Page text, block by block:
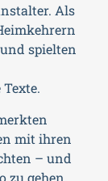
Als
spielten
mit ihren
– und
zu gehen.